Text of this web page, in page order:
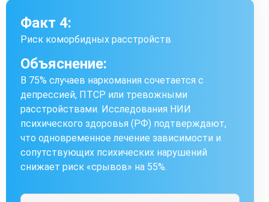
Факт 4:
Риск коморбидных расстройств
Объяснение:
В 75% случаев наркомания сочетается с
депрессией, ПТСР или тревожными
расстройствами. Исследования НИИ
психического здоровья (РФ) подтверждают,
что одновременное лечение зависимости и
сопутствующих психических нарушений
снижает риск «срывов» на 55%.